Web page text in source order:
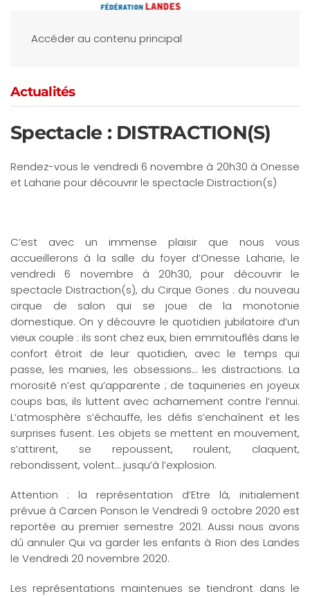
Accéder au contenu principal
Actualités
Spectacle : DISTRACTION(S)
Rendez-vous le vendredi 6 novembre à 20h30 à Onesse
et Laharie pour découvrir le spectacle Distraction(s)
C’est avec un immense plaisir que nous vous
accueillerons à la salle du foyer d’Onesse Laharie, le
vendredi 6 novembre à 20h30, pour découvrir le
spectacle Distraction(s), du Cirque Gones : du nouveau
cirque de salon qui se joue de la monotonie
domestique. On y découvre le quotidien jubilatoire d’un
vieux couple : ils sont chez eux, bien emmitouflés dans le
confort étroit de leur quotidien, avec le temps qui
passe, les manies, les obsessions… les distractions. La
morosité n’est qu’apparente ; de taquineries en joyeux
coups bas, ils luttent avec acharnement contre l’ennui.
L’atmosphère s’échauffe, les défis s’enchaînent et les
surprises fusent. Les objets se mettent en mouvement,
s’attirent, se repoussent, roulent, claquent,
rebondissent, volent… jusqu’à l’explosion.
Attention : la représentation d’Etre là, initialement
prévue à Carcen Ponson le Vendredi 9 octobre 2020 est
reportée au premier semestre 2021. Aussi nous avons
dû annuler Qui va garder les enfants à Rion des Landes
le Vendredi 20 novembre 2020.
Les représentations maintenues se tiendront dans le